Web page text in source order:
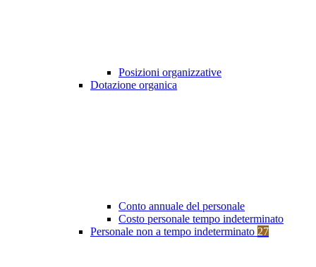
Posizioni organizzative
Dotazione organica
Conto annuale del personale
Costo personale tempo indeterminato
Personale non a tempo indeterminato 27